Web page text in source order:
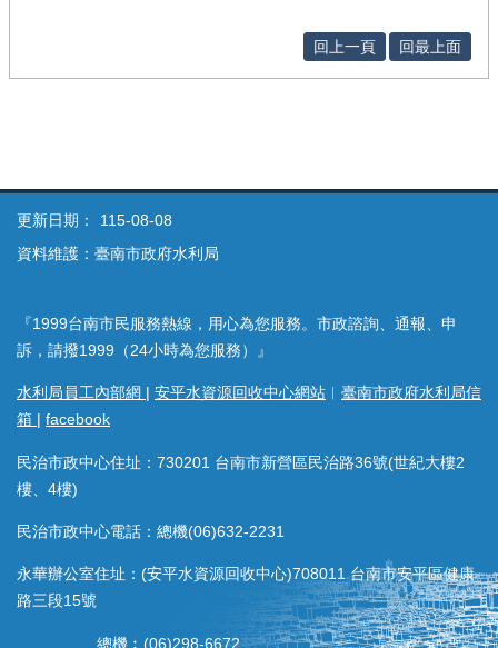
回上一頁 回最上面
更新日期：
115-08-08
資料維護：臺南市政府水利局
『1999台南市民服務熱線，用心為您服務。市政諮詢、通報、申
訴，請撥1999（24小時為您服務）』
水利局員工內部網 | 安平水資源回收中心網站 ︱ 臺南市政府水利局信
箱 | facebook
民治市政中心住址：730201 台南市新營區民治路36號(世紀大樓2
樓、4樓)
民治市政中心電話：總機(06)632-2231
永華辦公室住址：(安平水資源回收中心)708011 台南市安平區健康
路三段15號
總機︰(06)298-6672